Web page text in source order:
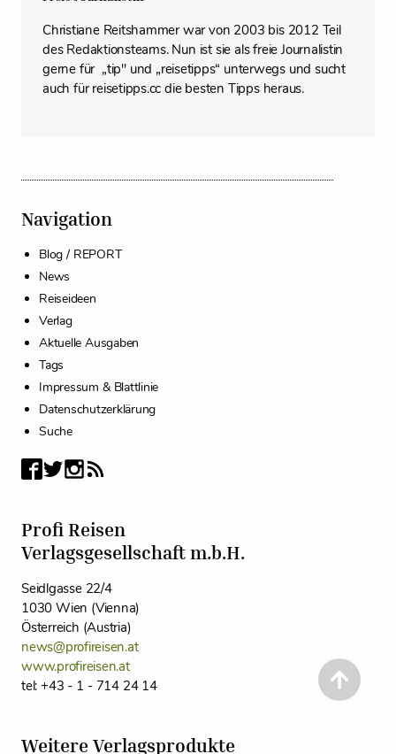
Christiane Reitshammer war von 2003 bis 2012 Teil
des Redaktionsteams. Nun ist sie als freie Journalistin
gerne für „tip" und „reisetipps“ unterwegs und sucht
auch für reisetipps.cc die besten Tipps heraus.
Navigation
Blog / REPORT
News
Reiseideen
Verlag
Aktuelle Ausgaben
Tags
Impressum & Blattlinie
Datenschutzerklärung
Suche
Profi Reisen
Verlagsgesellschaft m.b.H.
Seidlgasse 22/4
1030 Wien (Vienna)
Österreich (Austria)
news@profireisen.at
www.profireisen.at
tel: +43 - 1 - 714 24 14
Weitere Verlagsprodukte